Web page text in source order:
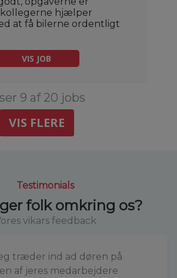
hjælper
at få bilerne ordentligt
VIS JOB
9 af 20 jobs
VIS FLERE
Testimonials
folk omkring os?
vikars feedback
træder ind ad døren på
af jeres medarbejdere